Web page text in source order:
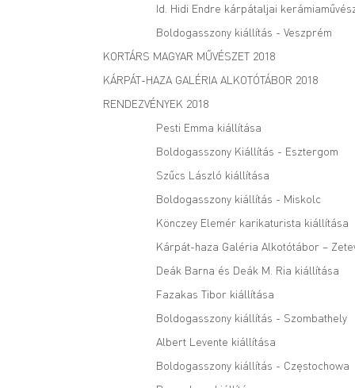
Id. Hidi Endre kárpátaljai
Boldogasszony kiállítás - Veszprém
KORTÁRS MAGYAR MŰVÉSZET 2018
KÁRPÁT-HAZA GALÉRIA ALKOTÓTÁBOR 2018
RENDEZVÉNYEK 2018
Pesti Emma kiállítása
Boldogasszony Kiállítás - Esztergom
Szűcs László kiállítása
Boldogasszony kiállítás - Miskolc
Könczey Elemér karikaturista kiállítása
Kárpát-haza Galéria Alkotótábor –
Deák Barna és Deák M. Ria kiállítása
Fazakas Tibor kiállítása
Boldogasszony kiállítás - Szombathely
Albert Levente kiállítása
Boldogasszony kiállítás - Częstochowa